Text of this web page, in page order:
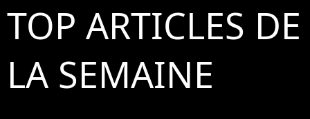
TOP ARTICLES DE
LA SEMAINE